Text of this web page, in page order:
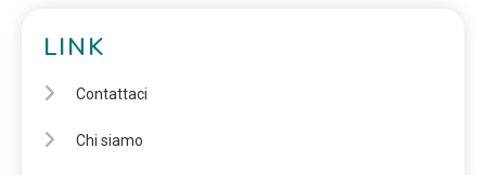
LINK
Contattaci
Chi siamo